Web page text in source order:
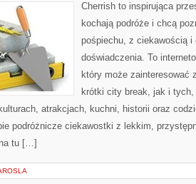
Cherrish to inspirująca
kochają podróże i chcą
pośpiechu, z ciekawością i
doświadczenia. To
który może zainteresować
krótki city break, jak i
atrakcjach, kuchni, historii oraz
podróżnicze ciekawostki z lekkim,
tu […]